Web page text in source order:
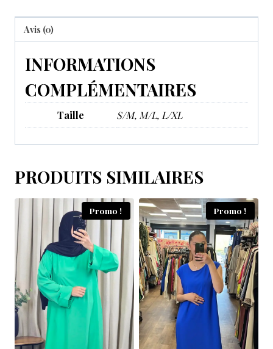
Avis (0)
INFORMATIONS
COMPLÉMENTAIRES
Taille S/M, M/L, L/XL
PRODUITS SIMILAIRES
Promo ! Promo !